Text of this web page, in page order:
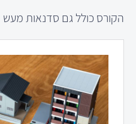
הקורס כולל גם סדנאות מעש